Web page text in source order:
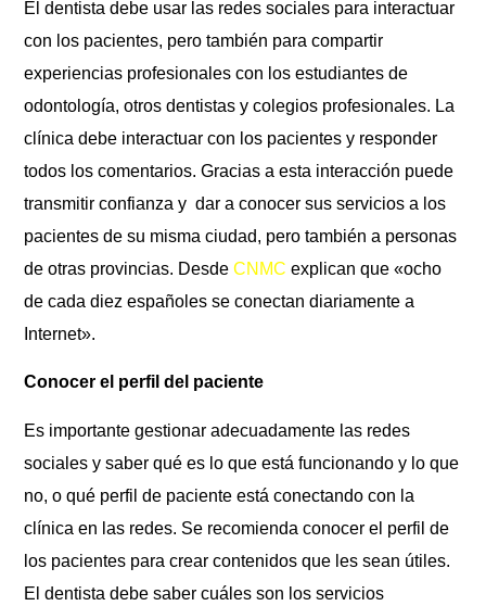
El dentista debe usar las redes sociales para interactuar
con los pacientes, pero también para compartir
experiencias profesionales con los estudiantes de
odontología, otros dentistas y colegios profesionales. La
clínica debe interactuar con los pacientes y responder
todos los comentarios. Gracias a esta interacción puede
transmitir confianza y dar a conocer sus servicios a los
pacientes de su misma ciudad, pero también a personas
de otras provincias. DesdeCNMC explican que «ocho
de cada diez españoles se conectan diariamente a
Internet».
Conocer el perfil del paciente
Es importante gestionar adecuadamente las redes
sociales y saber qué es lo que está funcionando y lo que
no, o qué perfil de paciente está conectando con la
clínica en las redes. Se recomienda conocer el perfil de
los pacientes para crear contenidos que les sean útiles.
El dentista debe saber cuáles son los servicios